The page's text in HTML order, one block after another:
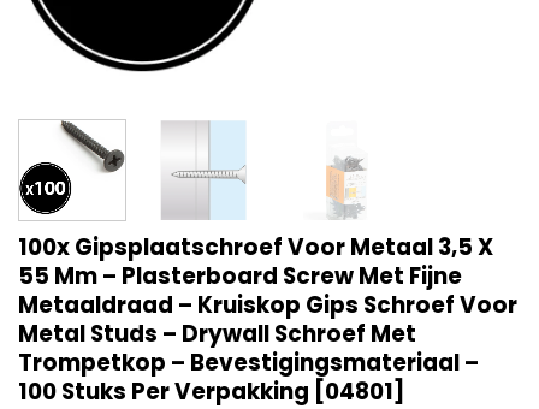
100x Gipsplaatschroef Voor Metaal 3,5 X
55 Mm – Plasterboard Screw Met Fijne
Metaaldraad – Kruiskop Gips Schroef Voor
Metal Studs – Drywall Schroef Met
Trompetkop – Bevestigingsmateriaal –
100 Stuks Per Verpakking [04801]